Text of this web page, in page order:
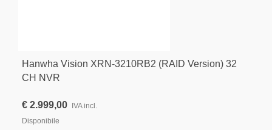
Hanwha Vision XRN-3210RB2 (RAID Version) 32
CH NVR
€ 2.999,00 IVA incl.
Disponibile